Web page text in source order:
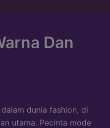
Dan
dunia fashion, di
utama. Pecinta mode